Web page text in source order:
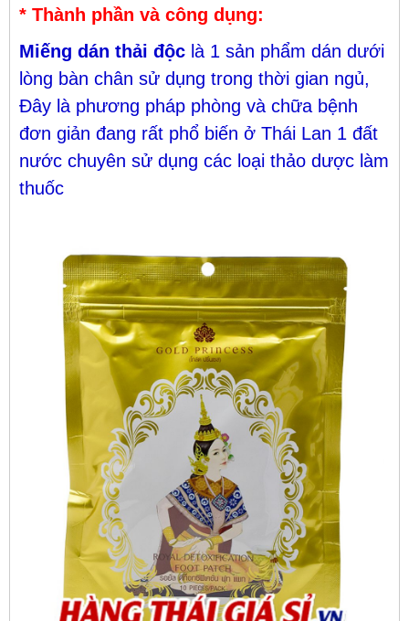
* Thành phần và công dụng:
Miếng dán thải độc là 1 sản phẩm dán dưới
lòng bàn chân sử dụng trong thời gian ngủ,
Đây là phương pháp phòng và chữa bệnh
đơn giản đang rất phổ biến ở Thái Lan 1 đất
nước chuyên sử dụng các loại thảo dược làm
thuốc